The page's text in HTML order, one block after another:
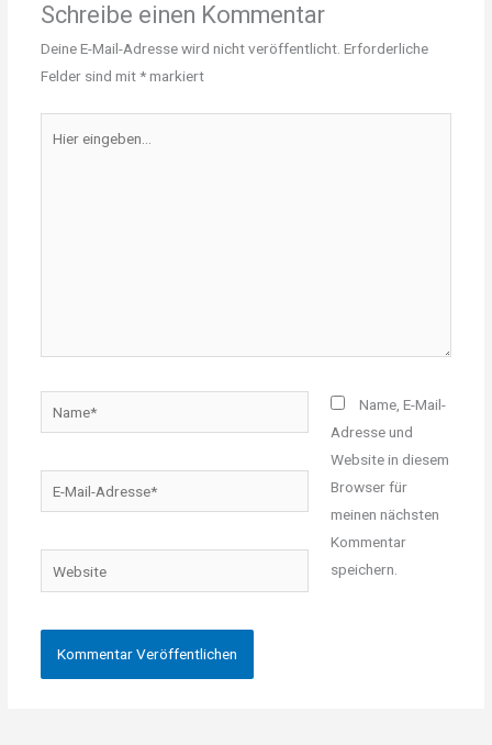
Schreibe einen Kommentar
Deine E-Mail-Adresse wird nicht veröffentlicht. Erforderliche
Felder sind mit*markiert
eingeben…
Mail-
Website
Name, E-Mail-
Adresse und
Website in diesem
Browser für
meinen nächsten
Kommentar
speichern.